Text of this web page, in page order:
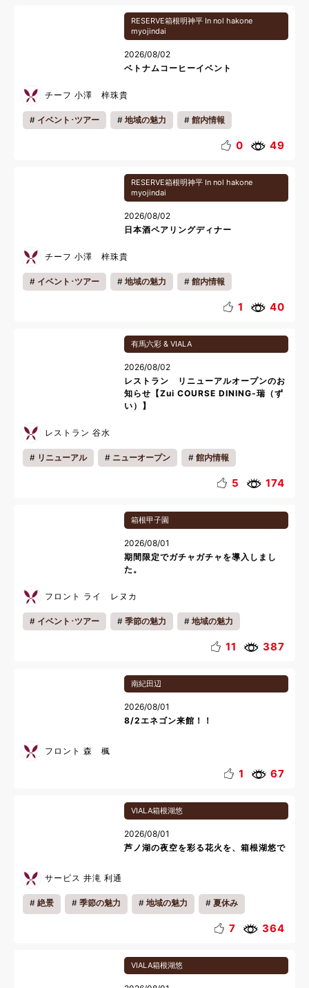
RESERVE箱根明神平 In nol hakone
myojindai
2026/08/02
ベトナムコーヒーイベント
チーフ 小澤 梓珠貴
イベント･ツアー 地域の魅力 館内情報
0 49
RESERVE箱根明神平 In nol hakone
myojindai
2026/08/02
日本酒ペアリングディナー
チーフ 小澤 梓珠貴
イベント･ツアー 地域の魅力 館内情報
1 40
有馬六彩 & VIALA
2026/08/02
レストラン リニューアルオープンのお
知らせ【Zui COURSE DINING-瑞（ず
い）】
レストラン 谷水
リニューアル ニューオープン 館内情報
夏休み
5 174
箱根甲子園
2026/08/01
期間限定でガチャガチャを導入しまし
た。
フロント ライ レヌカ
イベント･ツアー 季節の魅力 地域の魅力
会員様の過ごし方
11 387
南紀田辺
2026/08/01
8/2エネゴン来館！！
フロント 森 楓
1 67
VIALA箱根湖悠
2026/08/01
芦ノ湖の夜空を彩る花火を、箱根湖悠で
サービス 井滝 利通
絶景 季節の魅力 地域の魅力 夏休み
7 364
VIALA箱根湖悠